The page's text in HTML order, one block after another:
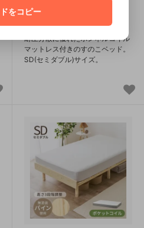
耐圧分散に優れたボンネルコイル
マットレス付きのすのこベッド。
SD(セミダブル)サイズ。
をコピー